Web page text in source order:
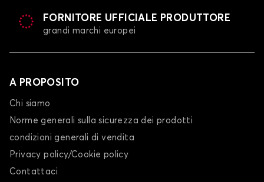
FORNITORE UFFICIALE PRODUTTORE
grandi marchi europei
A PROPOSITO
Chi siamo
Norme generali sulla sicurezza dei prodotti
condizioni generali di vendita
Privacy policy/Cookie policy
Contattaci